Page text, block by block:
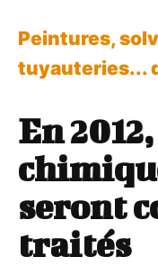
Peintures,
tuyauteries...
En
seront
traités